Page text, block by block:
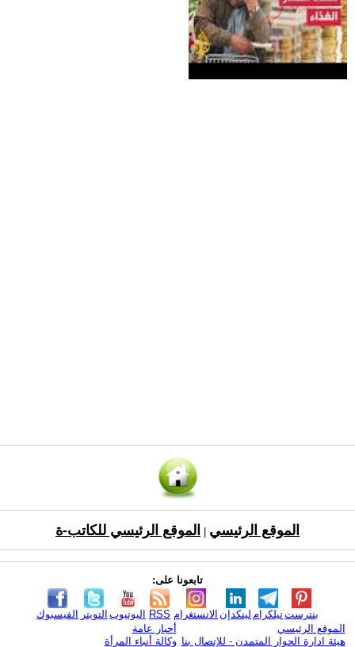
الموقع الرئيسي الموقع الرئيسي للكاتب-ة
تابعونا على:
الفيسبوك التويتر اليوتيوب RSS الانستغرام لينكدإن تيلكرامبنترست
الموقع الرئيسي
هيئة ادارة الحوار المتمدن - للإتصال بنا
أخبار عامة
وكالة أنباء المرأة